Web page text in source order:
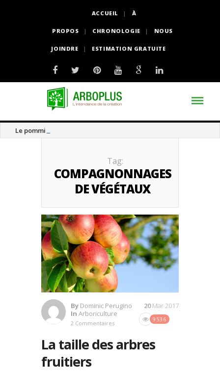
ACCUEIL À
PROPOS CHRONOLOGIE NOUS
JOINDRE ESTIMATION GRATUITE
Le pommier thé
Tag:
COMPAGNONNAGES
DE VÉGÉTAUX
By Dominic Perugino
In Arboriculture
2 Commentaires
9536
20Mar 2017
La taille des arbres
fruitiers